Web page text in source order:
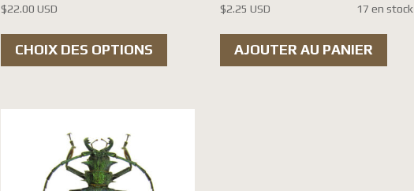
$22.00 USD
prix :
CHOIX DES OPTIONS
Ce
$2.25 USD 17 en stock
AJOUTER AU PANIER